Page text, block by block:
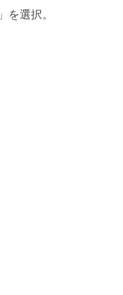
選択。